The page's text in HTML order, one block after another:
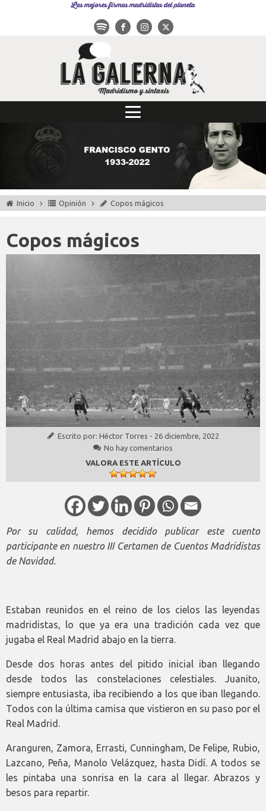
Las mejores firmas madridistas del planeta
Inicio Opinión Copos mágicos
Copos mágicos
Escrito por: Héctor Torres - 26 diciembre, 2022
No hay comentarios
VALORA ESTE ARTÍCULO
Por su calidad, hemos decidido publicar este cuento
participante en nuestro III Certamen de Cuentos Madridistas
de Navidad.
Estaban reunidos en el reino de los cielos las leyendas
madridistas, lo que ya era una tradición cada vez que
jugaba el Real Madrid abajo en la tierra.
Desde dos horas antes del pitido inicial iban llegando
desde todos las constelaciones celestiales. Juanito,
siempre entusiasta, iba recibiendo a los que iban llegando.
Todos con la última camisa que vistieron en su paso por el
Real Madrid.
Aranguren, Zamora, Errasti, Cunningham, De Felipe, Rubio,
Lazcano, Peña, Manolo Velázquez, hasta Didí. A todos se
les pintaba una sonrisa en la cara al llegar. Abrazos y
besos para repartir.